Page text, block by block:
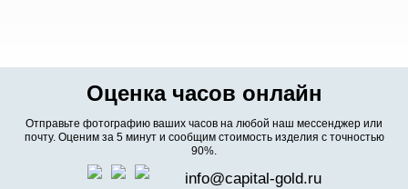
Оценка часов онлайн
Отправьте фотографию ваших часов на любой наш мессенджер или
почту. Оценим за 5 минут и сообщим стоимость изделия с точностью
90%.
info@capital-gold.ru